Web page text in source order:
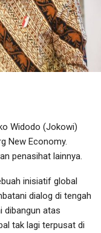
Widodo (Jokowi)
New Economy.
penasihat lainnya.
inisiatif global
dialog di tengah
dibangun atas
tak lagi terpusat di